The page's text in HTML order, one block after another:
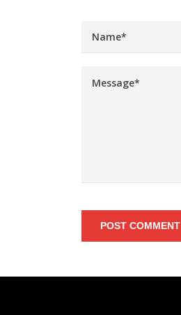
POST COMMENT